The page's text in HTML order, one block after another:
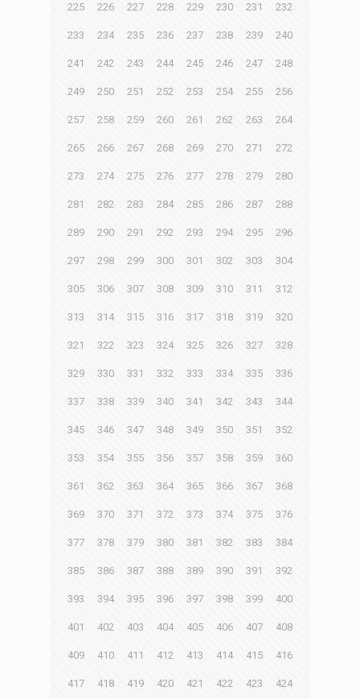
225 226 227 228 229 230 231 232
233 234 235 236 237 238 239 240
241 242 243 244 245 246 247 248
249 250 251 252 253 254 255 256
257 258 259 260 261 262 263 264
265 266 267 268 269 270 271 272
273 274 275 276 277 278 279 280
281 282 283 284 285 286 287 288
289 290 291 292 293 294 295 296
297 298 299 300 301 302 303 304
305 306 307 308 309 310 311 312
313 314 315 316 317 318 319 320
321 322 323 324 325 326 327 328
329 330 331 332 333 334 335 336
337 338 339 340 341 342 343 344
345 346 347 348 349 350 351 352
353 354 355 356 357 358 359 360
361 362 363 364 365 366 367 368
369 370 371 372 373 374 375 376
377 378 379 380 381 382 383 384
385 386 387 388 389 390 391 392
393 394 395 396 397 398 399 400
401 402 403 404 405 406 407 408
409 410 411 412 413 414 415 416
417 418 419 420 421 422 423 424